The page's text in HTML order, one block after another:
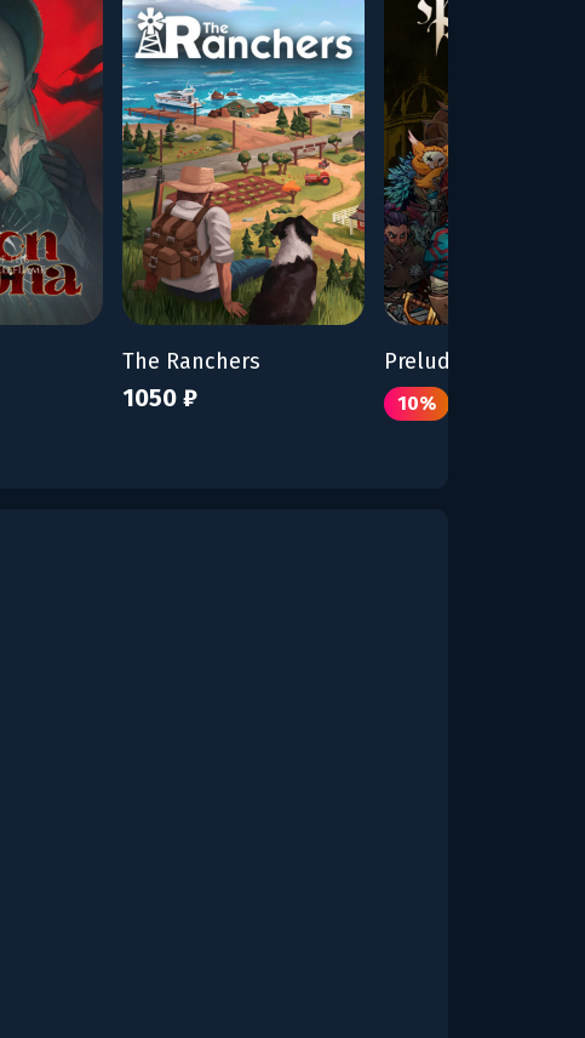
The Ranchers
1050 ₽
Prelude Dark Pain
10%